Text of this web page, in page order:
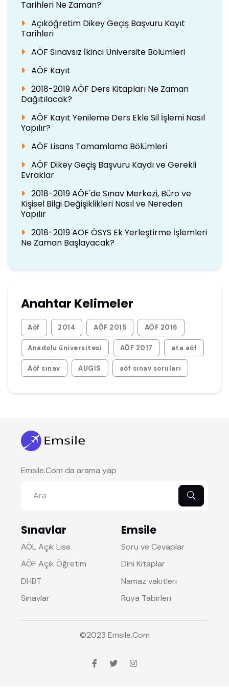
Tarihleri Ne Zaman?
Açıköğretim Dikey Geçiş Başvuru Kayıt
Tarihleri
AÖF Sınavsız İkinci Üniversite Bölümleri
AÖF Kayıt
2018-2019 AÖF Ders Kitapları Ne Zaman
Dağıtılacak?
AÖF Kayıt Yenileme Ders Ekle Sil İşlemi Nasıl
Yapılır?
AÖF Lisans Tamamlama Bölümleri
AÖF Dikey Geçiş Başvuru Kaydı ve Gerekli
Evraklar
2018-2019 AÖF'de Sınav Merkezi, Büro ve
Kişisel Bilgi Değişiklikleri Nasıl ve Nereden
Yapılır
2018-2019 AOF ÖSYS Ek Yerleştirme İşlemleri
Ne Zaman Başlayacak?
Anahtar Kelimeler
Aöf 2014 AÖF 2015 AÖF 2016
Anadolu üniversitesi AÖF 2017 ata aöf
Aöf sınav AUGİS aöf sınav soruları
Emsile.Com da arama yap
Sınavlar
AÖL Açık Lise
AÖF Açık Öğretim
DHBT
Sınavlar
Emsile
Soru ve Cevaplar
Dini Kitaplar
Namaz vakitleri
Rüya Tabirleri
©2023 Emsile.Com